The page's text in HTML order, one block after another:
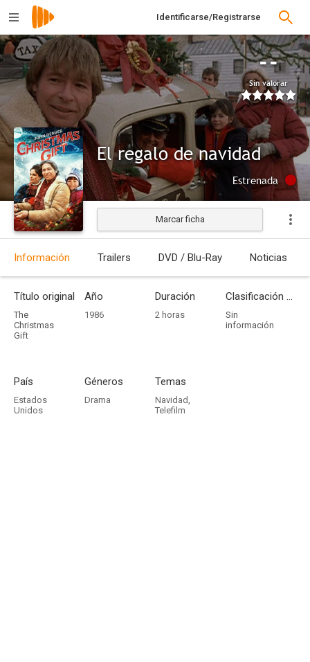
Identificarse/Registrarse
--
Sin valorar
El regalo de navidad
Estrenada
Marcar ficha
Información Trailers DVD / Blu-Ray Noticias
Título original
The
Christmas
Gift
Año
1986
Duración
2 horas
Clasificación por edades
Sin
información
País
Estados
Unidos
Géneros
Drama
Temas
Navidad,
Telefilm